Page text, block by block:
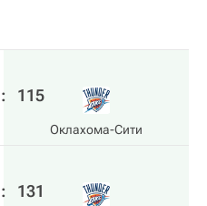
: 115
Оклахома-Сити
: 131